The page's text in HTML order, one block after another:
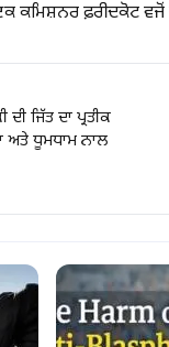
ਕਮਿਸ਼ਨਰ ਫ਼ਰੀਦਕੋਟ
ਜਿੱਤ ਦਾ ਪ੍ਰਤੀਕ
ਅਤੇ ਧੂਮਧਾਮ ਨਾਲ